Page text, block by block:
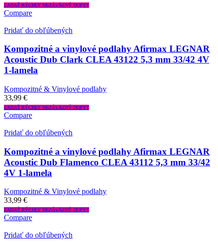
ZADAŤ RÝCHLY NEZÁVÄZNÝ DOPYT
Compare
Pridať do obľúbených
Kompozitné a vinylové podlahy Afirmax LEGNAR
Acoustic Dub Clark CLEA 43122 5,3 mm 33/42 4V
1-lamela
Kompozitné & Vinylové podlahy
33,99 €
ZADAŤ RÝCHLY NEZÁVÄZNÝ DOPYT
Compare
Pridať do obľúbených
Kompozitné a vinylové podlahy Afirmax LEGNAR
Acoustic Dub Flamenco CLEA 43112 5,3 mm 33/42
4V 1-lamela
Kompozitné & Vinylové podlahy
33,99 €
ZADAŤ RÝCHLY NEZÁVÄZNÝ DOPYT
Compare
Pridať do obľúbených